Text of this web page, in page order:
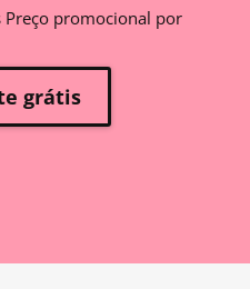
promocional por
grátis